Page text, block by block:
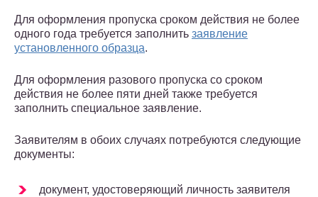
Для оформления пропуска сроком действия не более
одного года требуется заполнить заявление
установленного образца.
Для оформления разового пропуска со сроком
действия не более пяти дней также требуется
заполнить специальное заявление.
Заявителям в обоих случаях потребуются следующие
документы:
документ, удостоверяющий личность заявителя